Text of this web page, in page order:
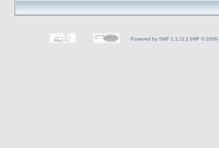
Powered by SMF 1.1.11 | SMF ©